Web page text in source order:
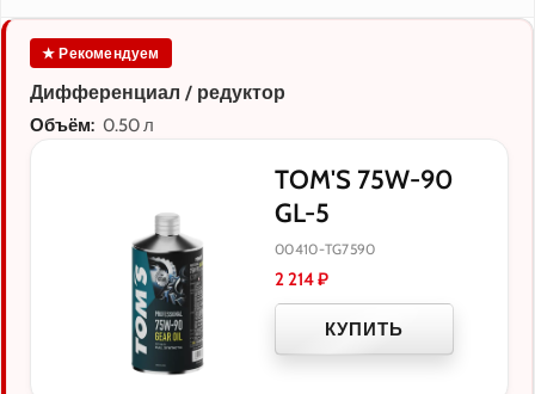
★ Рекомендуем
Дифференциал / редуктор
Объём: 0.50 л
TOM'S 75W-90
GL-5
00410-TG7590
2 214₽
КУПИТЬ